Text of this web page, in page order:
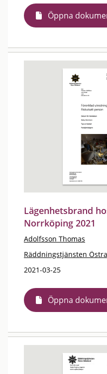
Öppna
Lägenhetsbrand
Norrköping 2021
Adolfsson Thomas
Räddningstjänsten
2021-03-25
Öppna